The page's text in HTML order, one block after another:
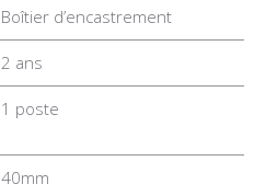
Boîtier d’encastrement
2 ans
1 poste
40mm